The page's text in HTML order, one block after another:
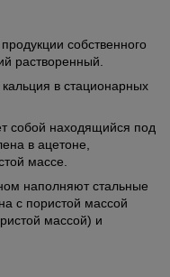
собственного
растворенный.
в стационарных
собой находящийся под
в ацетоне,
массе.
наполняют стальные
с пористой массой
массой) и